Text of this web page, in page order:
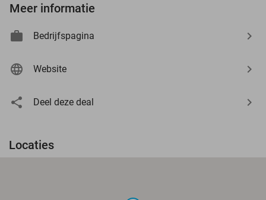
Meer informatie
Bedrijfspagina
Website
Deel deze deal
Locaties